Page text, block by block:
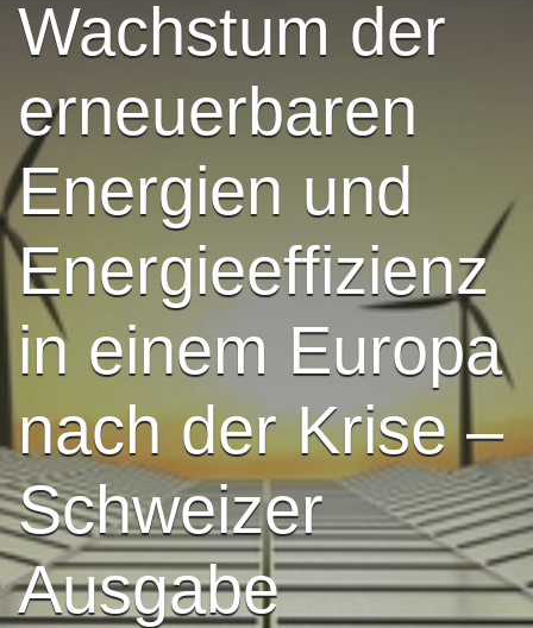
Wachstum der
erneuerbaren
Energien und
Energieeffizienz
in einem Europa
nach der Krise –
Schweizer
Ausgabe